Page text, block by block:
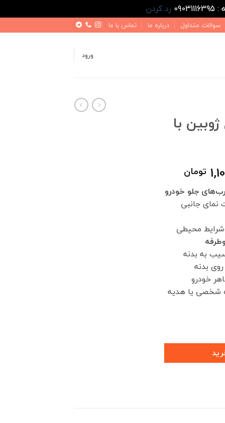
رد کردن
سوالات متداول درباره ما تماس با ما
ورود
با
1,320,000 تومان
تومان
فعلی
است.
جلو خودرو
جانبی
شرایط محیطی
به بدنه
بدنه
خودرو
شخصی یا هدیه